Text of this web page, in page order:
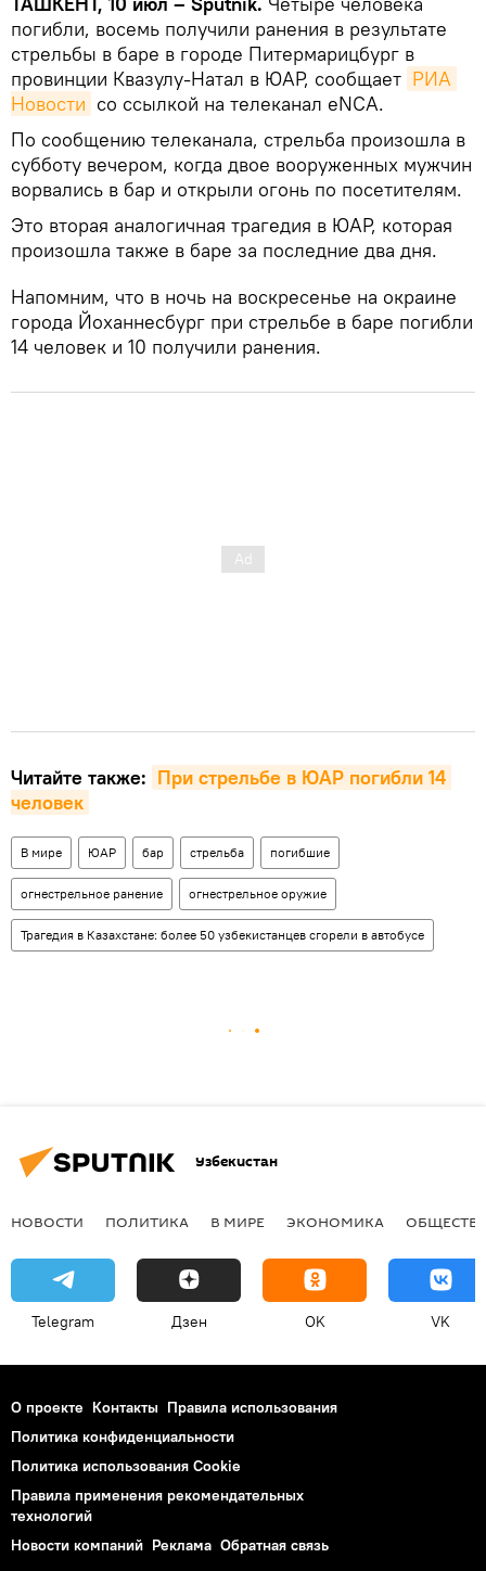
погибли, восемь получили ранения в результате
стрельбы в баре в городе Питермарицбург в
провинции Квазулу-Натал в ЮАР, сообщает РИА
Новости со ссылкой на телеканал eNCA.
По сообщению телеканала, стрельба произошла в
субботу вечером, когда двое вооруженных мужчин
ворвались в бар и открыли огонь по посетителям.
Это вторая аналогичная трагедия в ЮАР, которая
произошла также в баре за последние два дня.
Напомним, что в ночь на воскресенье на окраине
города Йоханнесбург при стрельбе в баре погибли
14 человек и 10 получили ранения.
Читайте также: При стрельбе в ЮАР погибли 14
человек
В мире ЮАР бар стрельба погибшие
огнестрельное ранение огнестрельное оружие
Трагедия в Казахстане: более 50 узбекистанцев сгорели в автобусе
Узбекистан
НОВОСТИ ПОЛИТИКА В МИРЕ ЭКОНОМИКА
Telegram Дзен OK VK
О проекте Контакты Правила использования
Политика конфиденциальности
Политика использования Cookie
Правила применения рекомендательных
технологий
Новости компаний Реклама Обратная связь